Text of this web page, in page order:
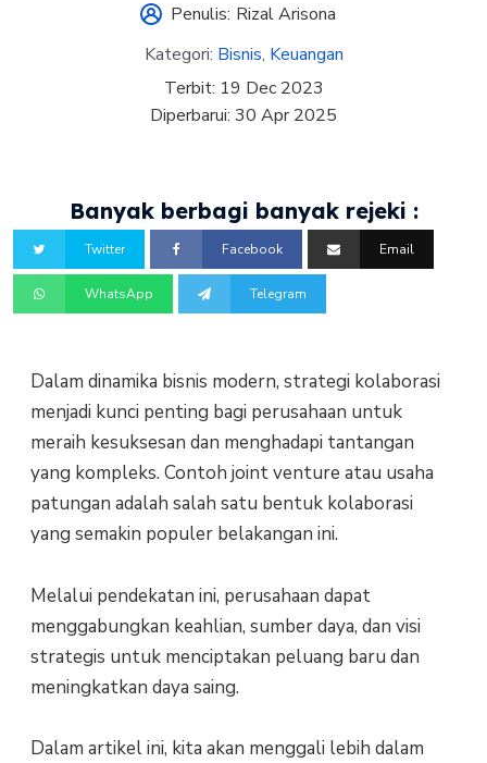
Penulis: Rizal Arisona
Kategori: Bisnis, Keuangan
Terbit: 19 Dec 2023
Diperbarui: 30 Apr 2025
Banyak berbagi banyak rejeki :
Twitter Facebook Email
WhatsApp Telegram
Dalam dinamika bisnis modern, strategi kolaborasi
menjadi kunci penting bagi perusahaan untuk
meraih kesuksesan dan menghadapi tantangan
yang kompleks. Contoh joint venture atau usaha
patungan adalah salah satu bentuk kolaborasi
yang semakin populer belakangan ini.
Melalui pendekatan ini, perusahaan dapat
menggabungkan keahlian, sumber daya, dan visi
strategis untuk menciptakan peluang baru dan
meningkatkan daya saing.
Dalam artikel ini, kita akan menggali lebih dalam